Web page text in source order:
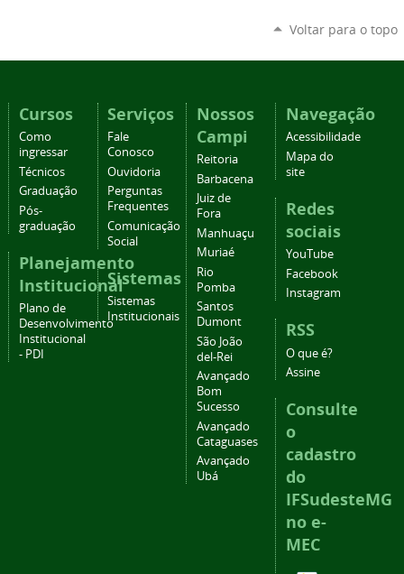
Voltar para o topo
Cursos
Como
ingressar
Técnicos
Graduação
Pós-
graduação
Planejamento
Institucional
Plano de
Desenvolvimento
Institucional
- PDI
Serviços
Fale
Conosco
Ouvidoria
Perguntas
Frequentes
Comunicação
Social
Sistemas
Sistemas
Institucionais
Nossos
Campi
Reitoria
Barbacena
Juiz de
Fora
Manhuaçu
Muriaé
Rio
Pomba
Santos
Dumont
São João
del-Rei
Avançado
Bom
Sucesso
Avançado
Cataguases
Avançado
Ubá
Navegação
Acessibilidade
Mapa do
site
Redes
sociais
YouTube
Facebook
Instagram
RSS
O que é?
Assine
Consulte
o
cadastro
do
IFSudesteMG
no e-
MEC